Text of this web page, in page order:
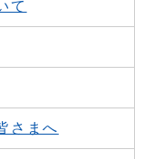
て
さまへ